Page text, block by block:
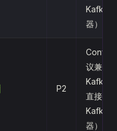
Kafka
器）
P2
议兼容
Kafka
直接使
Kafka
器）